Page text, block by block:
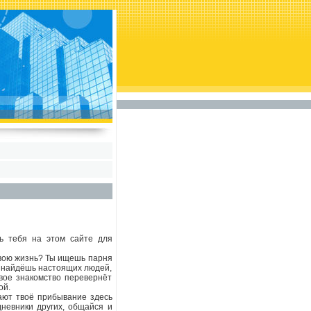
тебя на этом сайте для
жизнь? Ты ищешь парня
найдёшь настоящих людей,
знакомство перевернёт
твоё прибывание здесь
других, общайся и